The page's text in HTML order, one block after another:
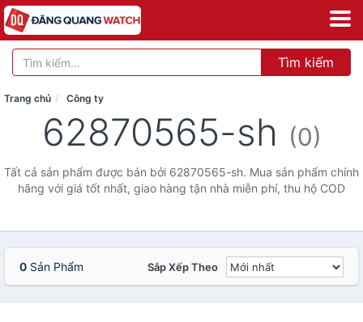
Tìm kiếm
Trang chủ Công ty
62870565-sh (0)
Tất cả sản phẩm được bán bởi 62870565-sh. Mua sản phẩm chính
hãng với giá tốt nhất, giao hàng tận nhà miễn phí, thu hộ COD
0 Sản Phẩm Sắp Xếp Theo